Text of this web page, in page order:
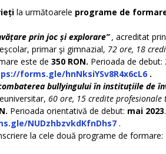
la următoarele programe de
prin joc și explorare”, acreditat
primar şi gimnazial, 72 ore, 18
este de 350 RON. Perioada de debut:
forms.gle/hnNksiYSv8R4x6cL6.
bullyingului în instituțiile de
60 ore, 15 credite profesionale
Perioada orientativă de debut: mai 2023.
NUDzhbzvkdKfnDhs7 .
la cele două programe de formare: